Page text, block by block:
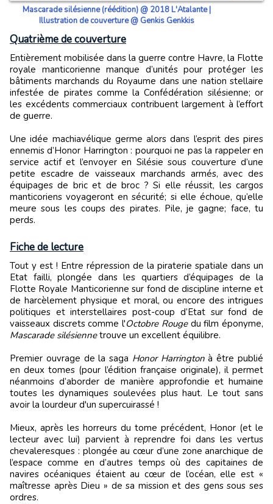
Mascarade silésienne (réédition) @ 2018 L'Atalante |
Illustration de couverture @ Genkis Genkkis
Quatrième de couverture
Entièrement mobilisée dans la guerre contre Havre, la Flotte
royale manticorienne manque d’unités pour protéger les
bâtiments marchands du Royaume dans une nation stellaire
infestée de pirates comme la Confédération silésienne; or
les excédents commerciaux contribuent largement à l’effort
de guerre.
Une idée machiavélique germe alors dans l’esprit des pires
ennemis d’Honor Harrington : pourquoi ne pas la rappeler en
service actif et l’envoyer en Silésie sous couverture d’une
petite escadre de vaisseaux marchands armés, avec des
équipages de bric et de broc ? Si elle réussit, les cargos
manticoriens voyageront en sécurité; si elle échoue, qu’elle
meure sous les coups des pirates. Pile, je gagne; face, tu
perds.
Fiche de lecture
Tout y est ! Entre répression de la piraterie spatiale dans un
Etat failli, plongée dans les quartiers d’équipages de la
Flotte Royale Manticorienne sur fond de discipline interne et
de harcèlement physique et moral, ou encore des intrigues
politiques et interstellaires post-coup d’Etat sur fond de
vaisseaux discrets comme l'Octobre Rougedu film éponyme,
Mascarade silésiennetrouve un excellent équilibre.
Premier ouvrage de la saga Honor Harringtonà être publié
en deux tomes (pour l’édition française originale), il permet
néanmoins d’aborder de manière approfondie et humaine
toutes les dynamiques soulevées plus haut. Le tout sans
avoir la lourdeur d'un supercuirassé !
Mieux, après les horreurs du tome précédent, Honor (et le
lecteur avec lui) parvient à reprendre foi dans les vertus
chevaleresques : plongée au cœur d’une zone anarchique de
l’espace comme en d’autres temps où des capitaines de
navires océaniques étaient au cœur de l’océan, elle est «
maîtresse après Dieu » de sa mission et des gens sous ses
ordres.